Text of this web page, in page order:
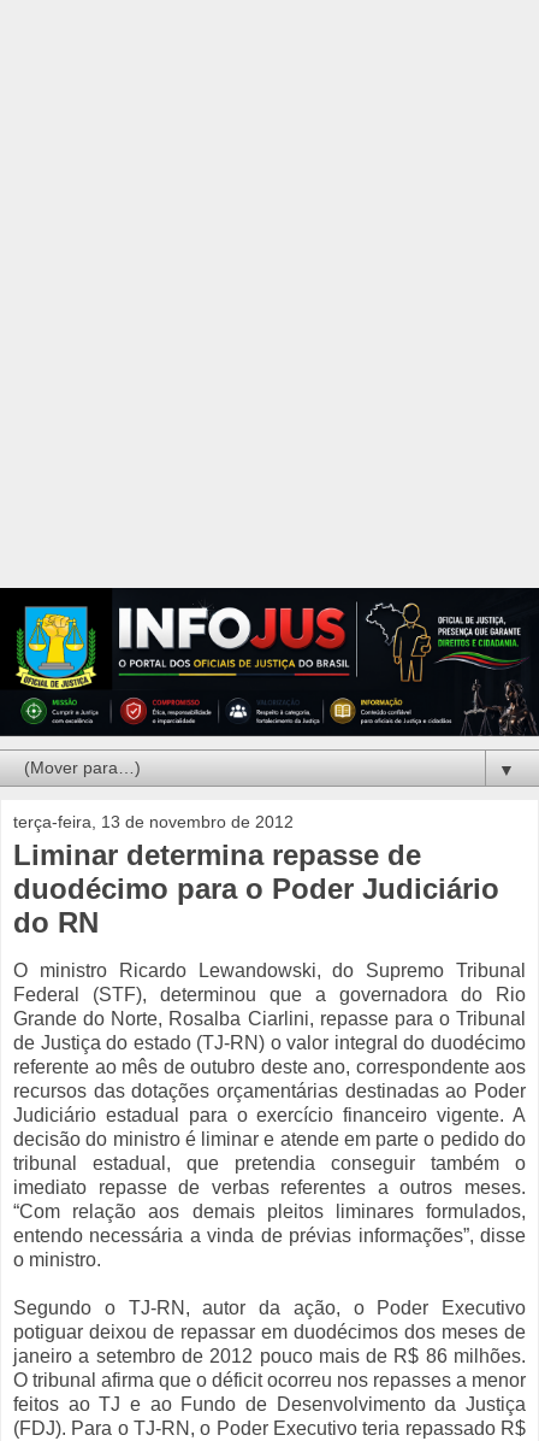
▼
terça-feira, 13 de novembro de 2012
Liminar determina repasse de
duodécimo para o Poder Judiciário
do RN
O ministro Ricardo Lewandowski, do Supremo Tribunal
Federal (STF), determinou que a governadora do Rio
Grande do Norte, Rosalba Ciarlini, repasse para o Tribunal
de Justiça do estado (TJ-RN) o valor integral do duodécimo
referente ao mês de outubro deste ano, correspondente aos
recursos das dotações orçamentárias destinadas ao Poder
Judiciário estadual para o exercício financeiro vigente. A
decisão do ministro é liminar e atende em parte o pedido do
tribunal estadual, que pretendia conseguir também o
imediato repasse de verbas referentes a outros meses.
“Com relação aos demais pleitos liminares formulados,
entendo necessária a vinda de prévias informações”, disse
o ministro.
Segundo o TJ-RN, autor da ação, o Poder Executivo
potiguar deixou de repassar em duodécimos dos meses de
janeiro a setembro de 2012 pouco mais de R$ 86 milhões.
O tribunal afirma que o déficit ocorreu nos repasses a menor
feitos ao TJ e ao Fundo de Desenvolvimento da Justiça
(FDJ). Para o TJ-RN, o Poder Executivo teria repassado R$